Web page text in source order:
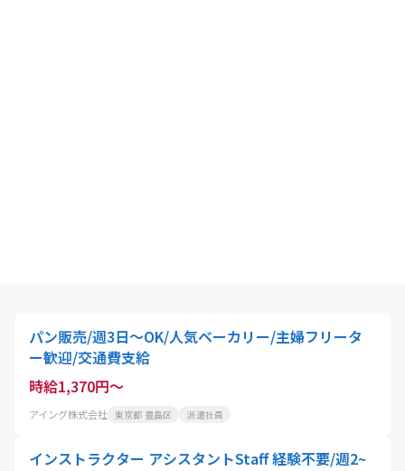
パン販売/週3日～OK/人気ベーカリー/主婦フリータ
ー歓迎/交通費支給
時給1,370円～
アイング株式会社 東京都 豊島区 派遣社員
インストラクター アシスタントStaff 経験不要/週2~